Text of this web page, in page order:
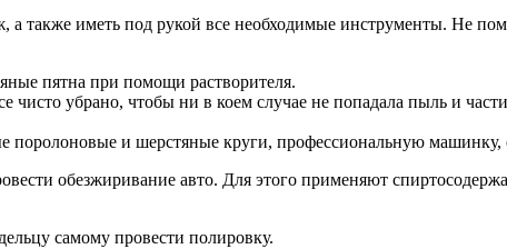
также иметь под рукой все необходимые инструменты. Не
пятна при помощи растворителя.
убрано, чтобы ни в коем случае не попадала пыль и
и шерстяные круги, профессиональную машинку,
обезжиривание авто. Для этого применяют
самому провести полировку.